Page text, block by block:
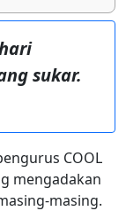
sukar.
COOL
mengadakan
masing.